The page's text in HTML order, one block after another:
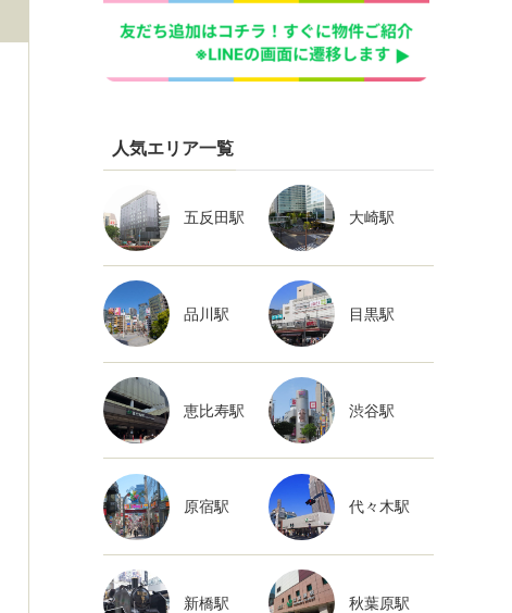
人気エリア一覧
五反田駅 大崎駅
品川駅 目黒駅
恵比寿駅 渋谷駅
原宿駅 代々木駅
新橋駅 秋葉原駅